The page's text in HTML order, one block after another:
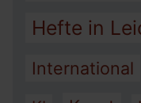
Hefte in
International